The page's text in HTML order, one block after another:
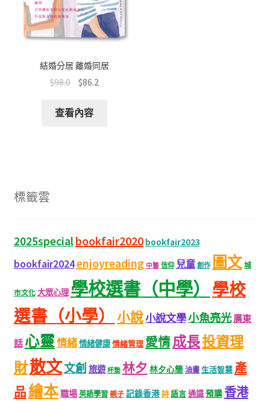
結婚分居 離婚同居
$98.0 $86.2
查看內容
標籤雲
2025specialbookfair2020 bookfair2023
bookfair2024enjoyreading 中醫 信仰 兒童 創作 圖文 城
市文化 大眾心理 學校選書（中學）
學校
選書（小學）
小說小說文學小魚亮光廣東
話 心靈情緒情緒健康情緒管理 愛情成長投資理
財散文文創 旅遊 杯墊 林夕 林夕心簡 油畫 生活智慧 產
品繪本職場 英語學習 親子 記錄香港 詩 語言通識預購香港